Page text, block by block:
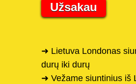
Užsakau
➜ Lietuva Londonas
durų iki durų
➜ Vežame siuntinius iš